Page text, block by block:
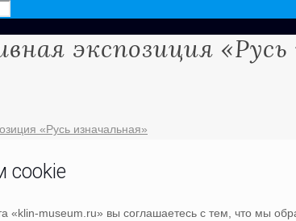
экспозиция «Русь
«Русь изначальная»
cookie
«klin-museum.ru» вы соглашаетесь с тем, что мы